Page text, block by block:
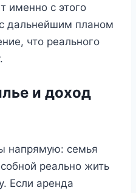
именно с этого
дальнейшим планом
что реального
и доход
напрямую: семья
реально жить
Если аренда